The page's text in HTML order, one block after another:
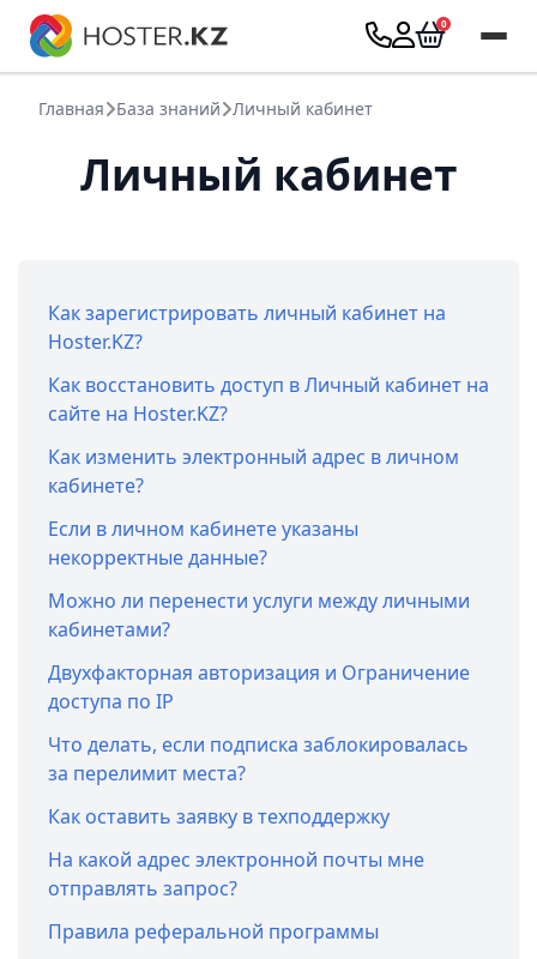
Главная База знаний Личный кабинет
Личный кабинет
Как зарегистрировать личный кабинет на
Hoster.KZ?
Как восстановить доступ в Личный кабинет на
сайте на Hoster.KZ?
Как изменить электронный адрес в личном
кабинете?
Если в личном кабинете указаны
некорректные данные?
Можно ли перенести услуги между личными
кабинетами?
Двухфакторная авторизация и Ограничение
доступа по IP
Что делать, если подписка заблокировалась
за перелимит места?
Как оставить заявку в техподдержку
На какой адрес электронной почты мне
отправлять запрос?
Правила реферальной программы